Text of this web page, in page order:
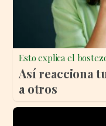
Esto explica el
Así reacciona
a otros